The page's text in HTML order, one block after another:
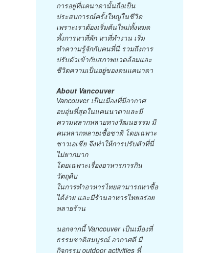
การอยู่ที่แคนาดานั้นถือเป็น
ประสบการณ์ครั้งใหญ่ในชีวิต
เพราะเราต้องเริ่มต้นใหม่ทั้งหมด
ทั้งการหาที่พัก หาที่ทำงาน เริ่ม
ทำความรู้จักกับคนที่นี่ รวมถึงการ
ปรับตัวเข้ากับสภาพแวดล้อมและ
ชีวิตความเป็นอยู่ของคนแคนาดา
About Vancouver
Vancouver เป็นเมืองที่มีอากาศ
อบอุ่นที่สุดในแคนนาดาและมี
ความหลากหลายทางวัฒนธรรม มี
คนหลากหลายเชื้อชาติ โดยเฉพาะ
ชาวเอเชีย จึงทำให้การปรับตัวที่นี่
ไม่ยากมาก
โดยเฉพาะเรื่องอาหารการกิน
วัตถุดิบ
ในการทำอาหารไทยสามารถหาซื้อ
ได้ง่าย และมีร้านอาหารไทยอร่อย
หลายร้าน
นอกจากนี้ Vancouver เป็นเมืองที่
ธรรมชาติสมบูรณ์ อากาศดี มี
กิจกรรม outdoor activities ที่